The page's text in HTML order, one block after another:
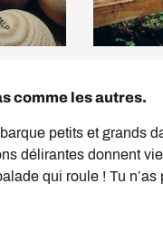
comme les autres.
petits et grands
délirantes donnent
qui roule ! Tu